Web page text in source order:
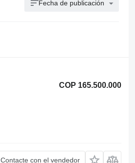
Fecha de publicación
COP 165.500.000
Contacte con el vendedor